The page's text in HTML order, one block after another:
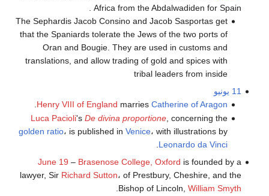
Africa from the Abdalwadiden for Spain .
The Sephardis Jacob Consino and Jacob Sasportas get
that the Spaniards tolerate the Jews of the two ports of
Oran and Bougie. They are used in customs and
translations, and allow trading of gold and spices with
tribal leaders from inside
11 يونيو
Henry VIII of England marriesCatherine of Aragon
Luca Pacioli'sDe divina proportione, concerning the
golden ratio، is published inVenice، with illustrations by
Leonardo da Vinci
.
June 19 – Brasenose College, Oxford is founded by a
lawyer, Sir Richard Sutton، of Prestbury, Cheshire, and the
Bishop of Lincoln, William Smyth
.